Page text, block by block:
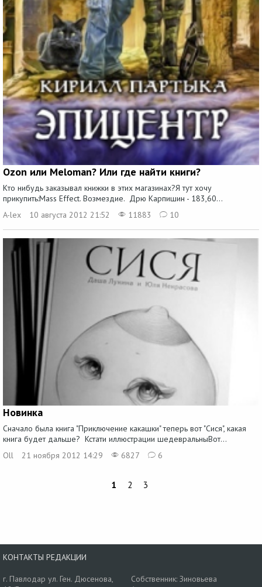
Ozon или Meloman? Или где найти книги?
Кто нибудь заказывал книжки в этих магазинах?Я тут хочу
прикупить:Mass Effect. Возмездие. Дрю Карпишин - 183,60...
A-lex
10 августа 2012 21:52 11883 10
Новинка
Сначало была книга "Приключение какашки" теперь вот "Сися", какая
книга будет дальше? Кстати иллюстрации шедевральныВот...
Oll
21 ноября 2012 14:29 6827 6
1 2 3
КОНТАКТЫ РЕДАКЦИИ
г. Павлодар ул. Ген. Дюсенова,
Собственник: Зиновьева